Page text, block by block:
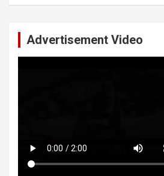
Advertisement Video